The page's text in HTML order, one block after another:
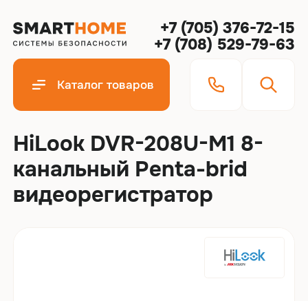
+7 (705) 376-72-15
+7 (708) 529-79-63
Каталог товаров
HiLook DVR-208U-M1 8-
канальный Penta-brid
видеорегистратор